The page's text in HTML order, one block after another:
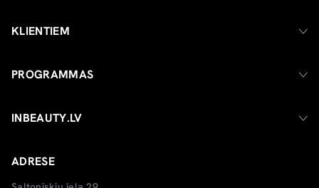
KLIENTIEM
PROGRAMMAS
INBEAUTY.LV
ADRESE